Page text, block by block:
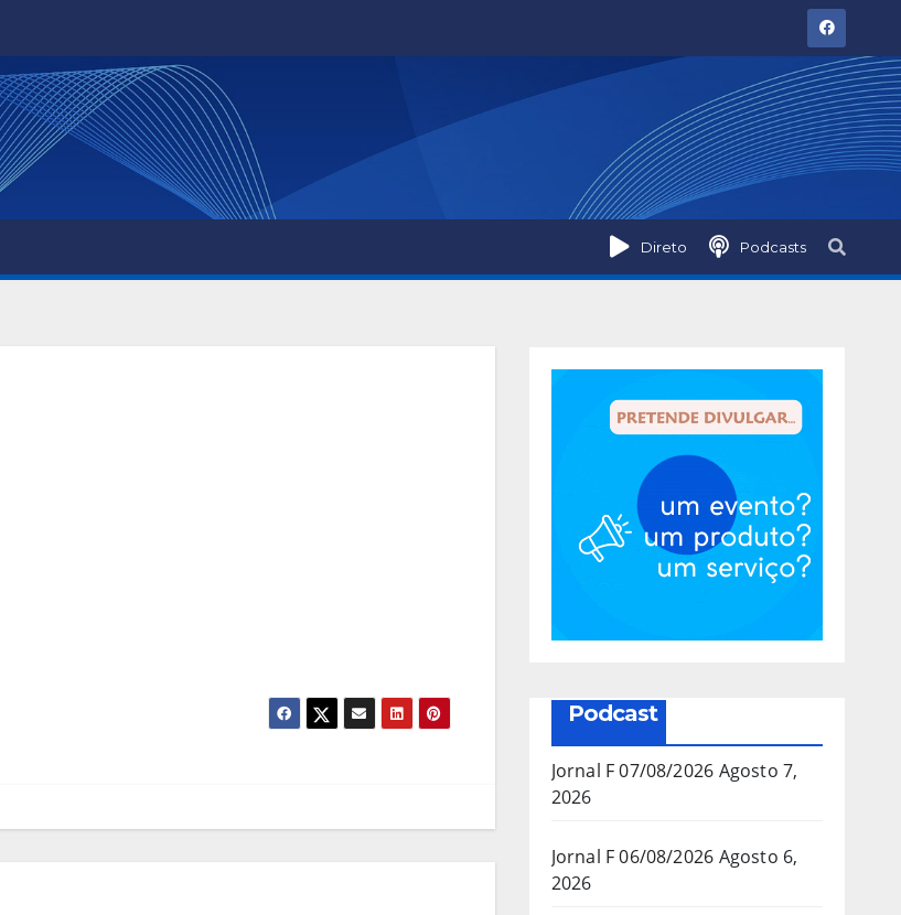
Direto Podcasts
Podcast
Jornal F 07/08/2026 Agosto 7,
2026
Jornal F 06/08/2026 Agosto 6,
2026